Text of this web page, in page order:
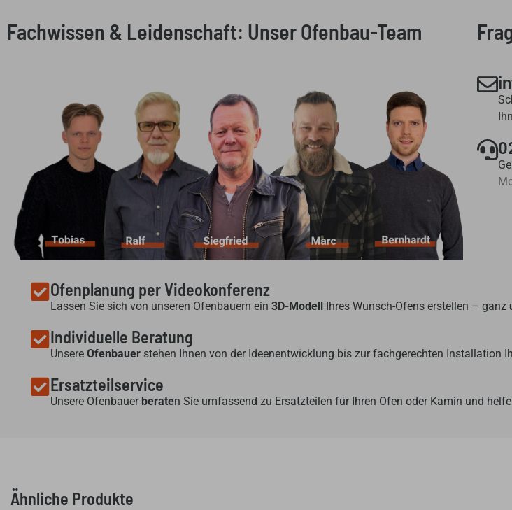
Fachwissen & Leidenschaft: Unser Ofenbau-Team
Ofenplanung per Videokonferenz
Lassen Sie sich von unseren Ofenbauern ein 3D-Modell Ihres Wunsch-Ofens erstellen – ganz
Individuelle Beratung
Unsere Ofenbauer stehen Ihnen von der Ideenentwicklung bis zur fachgerechten Installation
Ersatzteilservice
Unsere Ofenbauer beraten Sie umfassend zu Ersatzteilen für Ihren Ofen oder Kamin und
Ähnliche Produkte